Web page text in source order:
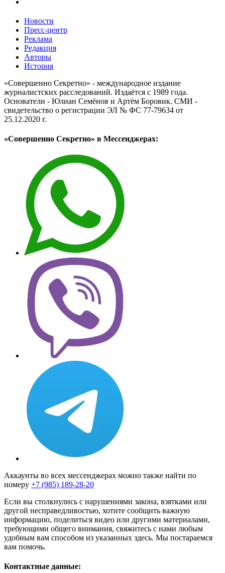
Новости
Пресс-центр
Реклама
Редакция
Авторы
История
«Совершенно Секретно» - международное издание
журналистских расследований. Издаётся с 1989 года.
Основатели - Юлиан Семёнов и Артём Боровик. CМИ -
свидетельство о регистрации ЭЛ № ФС 77-79634 от
25.12.2020 г.
«Совершенно Секретно» в Мессенджерах:
Аккаунты во всех мессенджерах можно также найти по
номеру +7 (985) 189-28-20
Если вы столкнулись с нарушениями закона, взятками или
другой несправедливостью, хотите сообщить важную
информацию, поделиться видео или другими материалами,
требующими общего внимания, свяжитесь с нами любым
удобным вам способом из указанных здесь. Мы постараемся
вам помочь.
Контактные данные: